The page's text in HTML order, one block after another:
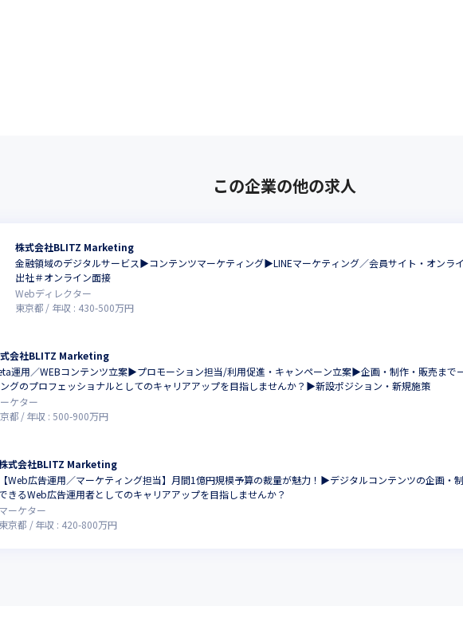
この企業の他の求人
株式会社BLITZ Marketing
金融領域のデジタルサービス▶コンテンツマーケティング▶LINEマーケティング／会員サイト・オン
出社＃オンライン面接
Webディレクター
東京都
年収 : 430-500万円
会社BLITZ Marketing
運用／WEBコンテンツ立案▶プロモーション担当/利用促進・キャンペーン立案▶企画・制作・販売まで
グのプロフェッショナルとしてのキャリアアップを目指しませんか？▶新設ポジション・新規施策
ケター
都
年収 :500-900万円
式会社BLITZ Marketing
【Web広告運用／マーケティング担当】月間1億円規模予算の裁量が魅力！▶デジタルコンテンツの企画・
きるWeb広告運用者としてのキャリアアップを目指しませんか？
マーケター
東京都
年収 : 420-800万円